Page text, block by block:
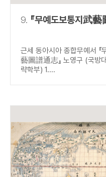
9. 『무예도보통지武
근세 동아시아 종합무예서 『
藝圖譜通志』 노영구 (국방
략학부) 1....